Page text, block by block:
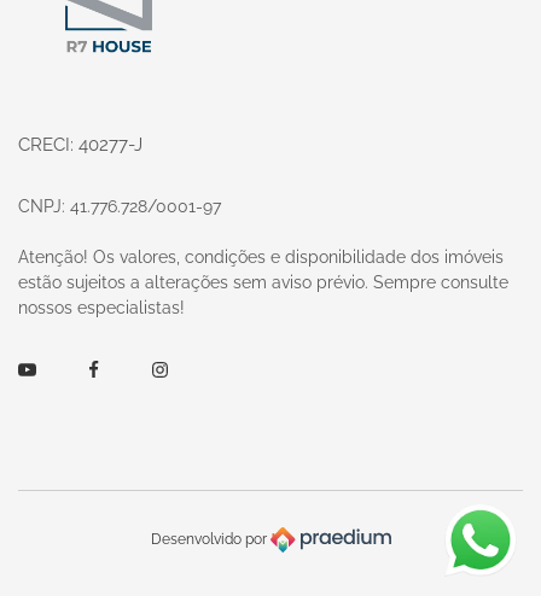
CRECI: 40277-J
CNPJ: 41.776.728/0001-97
Atenção! Os valores, condições e disponibilidade dos imóveis
estão sujeitos a alterações sem aviso prévio. Sempre consulte
nossos especialistas!
Youtube FacebookInstagram
Desenvolvido por